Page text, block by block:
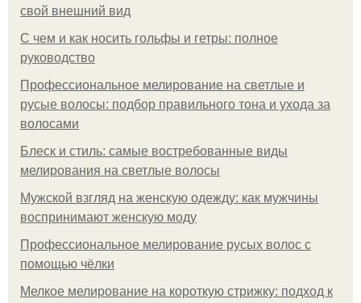
свой внешний вид
С чем и как носить гольфы и гетры: полное
руководство
Профессиональное мелирование на светлые и
русые волосы: подбор правильного тона и ухода за
волосами
Блеск и стиль: самые востребованные виды
мелирования на светлые волосы
Мужской взгляд на женскую одежду: как мужчины
воспринимают женскую моду
Профессиональное мелирование русых волос с
помощью чёлки
Мелкое мелирование на короткую стрижку: подход к